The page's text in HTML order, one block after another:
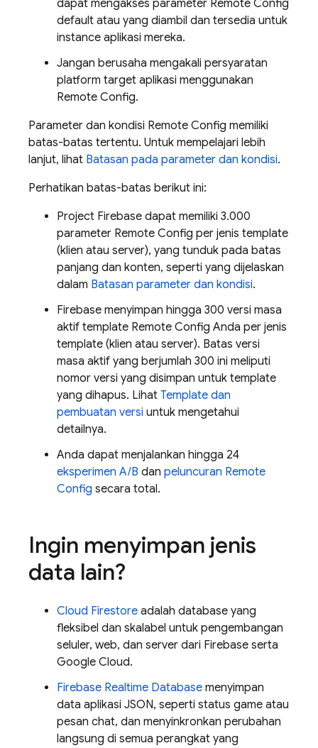
dapat mengakses parameter Remote Config
default atau yang diambil dan tersedia untuk
instance aplikasi mereka.
Jangan berusaha mengakali persyaratan
platform target aplikasi menggunakan
Remote Config.
Parameter dan kondisi Remote Config memiliki
batas-batas tertentu. Untuk mempelajari lebih
lanjut, lihat Batasan pada parameter dan kondisi.
Perhatikan batas-batas berikut ini:
Project Firebase dapat memiliki 3.000
parameter Remote Config per jenis template
(klien atau server), yang tunduk pada batas
panjang dan konten, seperti yang dijelaskan
dalam Batasan parameter dan kondisi.
Firebase menyimpan hingga 300 versi masa
aktif template Remote Config Anda per jenis
template (klien atau server). Batas versi
masa aktif yang berjumlah 300 ini meliputi
nomor versi yang disimpan untuk template
yang dihapus. Lihat Template dan
pembuatan versi untuk mengetahui
detailnya.
Anda dapat menjalankan hingga 24
eksperimen A/B dan peluncuran Remote
Config secara total.
Ingin menyimpan jenis
data lain?
Cloud Firestore adalah database yang
fleksibel dan skalabel untuk pengembangan
seluler, web, dan server dari Firebase serta
Google Cloud.
Firebase Realtime Database menyimpan
data aplikasi JSON, seperti status game atau
pesan chat, dan menyinkronkan perubahan
langsung di semua perangkat yang